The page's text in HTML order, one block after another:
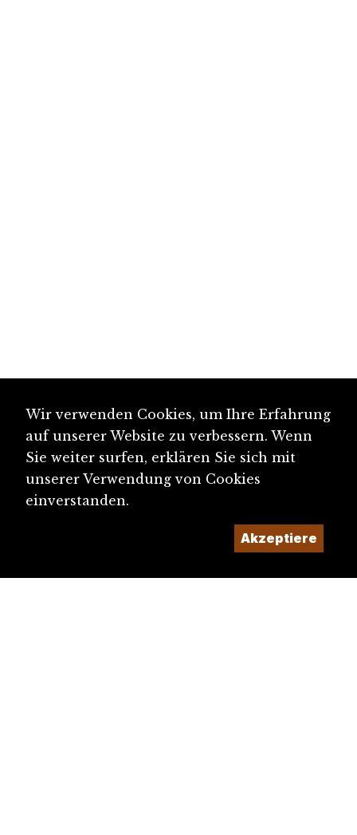
Wir verwenden Cookies, um Ihre Erfahrung
auf unserer Website zu verbessern. Wenn
Sie weiter surfen, erklären Sie sich mit
unserer Verwendung von Cookies
einverstanden.
Akzeptiere